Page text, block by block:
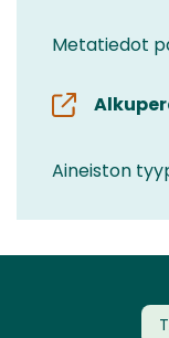
Metatiedot
Aineiston